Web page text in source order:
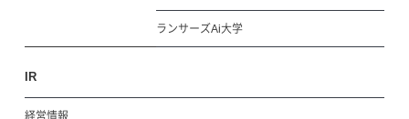
ランサーズAi大学
IR
経営情報